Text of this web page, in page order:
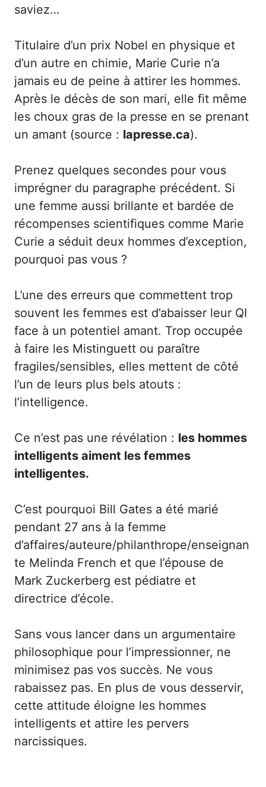
saviez…
Titulaire d’un prix Nobel en physique et
d’un autre en chimie, Marie Curie n’a
jamais eu de peine à attirer les hommes.
Après le décès de son mari, elle fit même
les choux gras de la presse en se prenant
un amant (source : lapresse.ca).
Prenez quelques secondes pour vous
imprégner du paragraphe précédent. Si
une femme aussi brillante et bardée de
récompenses scientifiques comme Marie
Curie a séduit deux hommes d’exception,
pourquoi pas vous ?
L’une des erreurs que commettent trop
souvent les femmes est d’abaisser leur QI
face à un potentiel amant. Trop occupée
à faire les Mistinguett ou paraître
fragiles/sensibles, elles mettent de côté
l’un de leurs plus bels atouts :
l’intelligence.
Ce n’est pas une révélation : les hommes
intelligents aiment les femmes
intelligentes.
C’est pourquoi Bill Gates a été marié
pendant 27 ans à la femme
d’affaires/auteure/philanthrope/enseignan
te Melinda French et que l’épouse de
Mark Zuckerberg est pédiatre et
directrice d’école.
Sans vous lancer dans un argumentaire
philosophique pour l’impressionner, ne
minimisez pas vos succès. Ne vous
rabaissez pas. En plus de vous desservir,
cette attitude éloigne les hommes
intelligents et attire les pervers
narcissiques.